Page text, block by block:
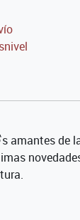
amantes de